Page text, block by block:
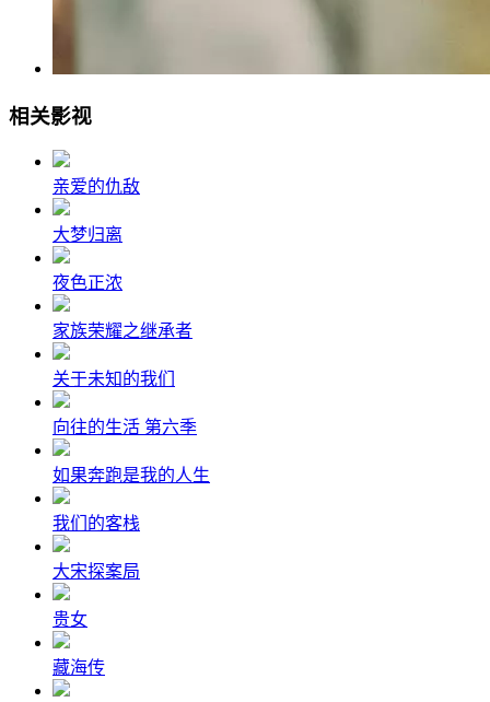
相关影视
亲爱的仇敌
大梦归离
夜色正浓
家族荣耀之继承者
关于未知的我们
向往的生活 第六季
如果奔跑是我的人生
我们的客栈
大宋探案局
贵女
藏海传